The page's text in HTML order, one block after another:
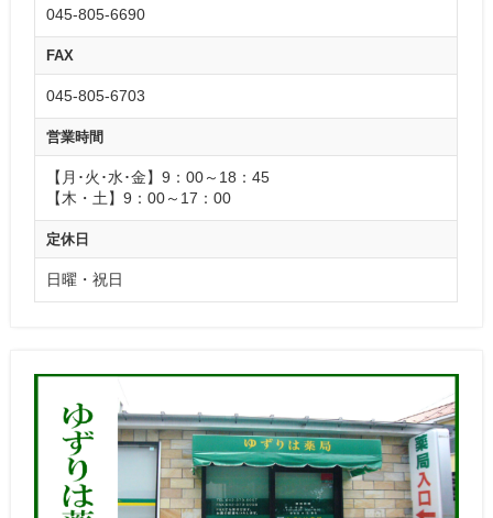
045-805-6690
FAX
045-805-6703
営業時間
【月･火･水･金】9：00～18：45
【木・土】9：00～17：00
定休日
日曜・祝日